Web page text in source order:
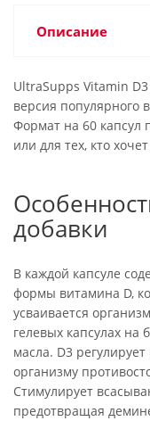
Описание
UltraSupps Vitamin D3
версия популярного
Формат на 60 капсул
или для тех, кто
добавки
В каждой капсуле
формы витамина D,
усваивается
гелевых капсулах на
масла. D3
организму
Стимулирует
предотвращая